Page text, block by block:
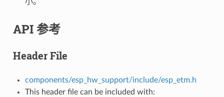
小。
API 参考
Header File
components/esp_hw_support/include/esp_etm.h
This header file can be included with: